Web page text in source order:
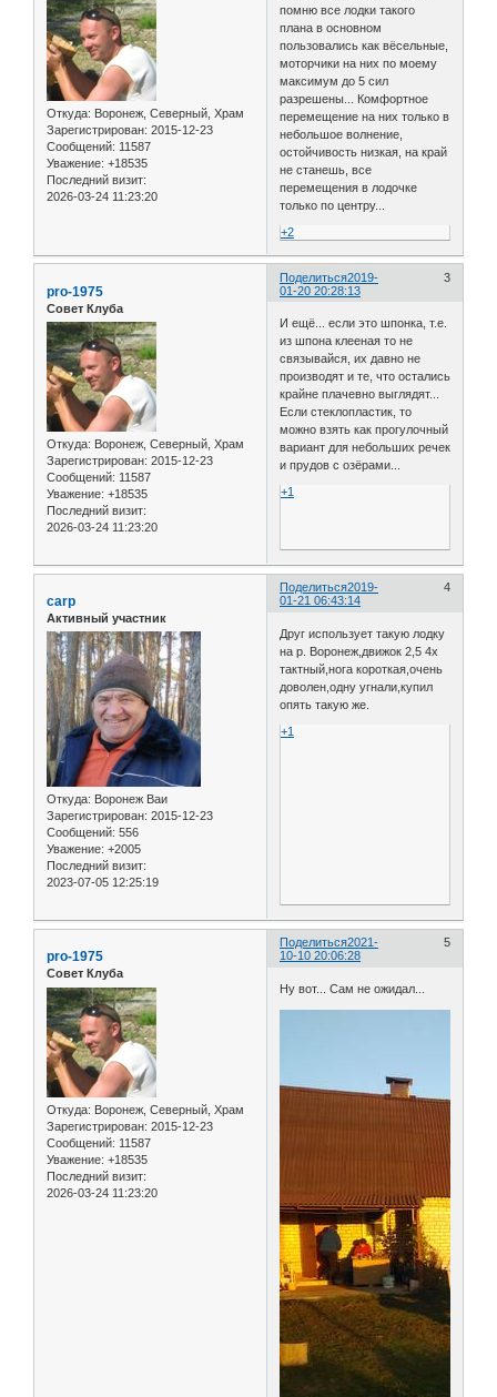
Откуда: Воронеж, Северный, Храм
Зарегистрирован: 2015-12-23
Сообщений: 11587
Уважение: +18535
Последний визит:
2026-03-24 11:23:20
помню все лодки такого
плана в основном
пользовались как вёсельные,
моторчики на них по моему
максимум до 5 сил
разрешены... Комфортное
перемещение на них только в
небольшое волнение,
остойчивость низкая, на край
не станешь, все
перемещения в лодочке
только по центру...
+2
Поделиться 3
2019-
01-20 20:28:13
pro-1975
Совет Клуба
Откуда: Воронеж, Северный, Храм
Зарегистрирован: 2015-12-23
Сообщений: 11587
Уважение: +18535
Последний визит:
2026-03-24 11:23:20
И ещё... если это шпонка, т.е.
из шпона клееная то не
связывайся, их давно не
производят и те, что остались
крайне плачевно выглядят...
Если стеклопластик, то
можно взять как прогулочный
вариант для небольших речек
и прудов с озёрами...
+1
Поделиться 4
2019-
01-21 06:43:14
carp
Активный участник
Откуда: Воронеж Ваи
Зарегистрирован: 2015-12-23
Сообщений: 556
Уважение: +2005
Последний визит:
2023-07-05 12:25:19
Друг использует такую лодку
на р. Воронеж,движок 2,5 4х
тактный,нога короткая,очень
доволен,одну угнали,купил
опять такую же.
+1
Поделиться 5
2021-
10-10 20:06:28
pro-1975
Совет Клуба
Откуда: Воронеж, Северный, Храм
Зарегистрирован: 2015-12-23
Сообщений: 11587
Уважение: +18535
Последний визит:
2026-03-24 11:23:20
Ну вот... Сам не ожидал...